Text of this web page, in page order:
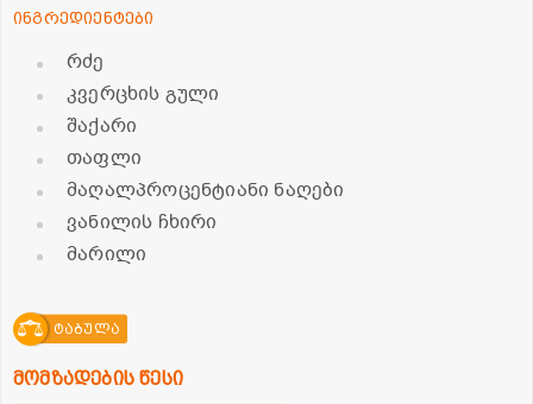
ინგრედიენტები
რძე
კვერცხის გული
შაქარი
თაფლი
მაღალპროცენტიანი ნაღები
ვანილის ჩხირი
მარილი
ტაბულა
მომზადების წესი